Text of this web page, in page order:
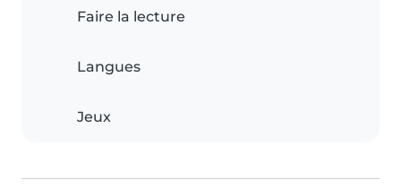
Faire la lecture
Langues
Jeux